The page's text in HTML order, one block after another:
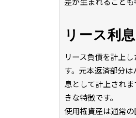
リース利
リース負債を計上
す。元本返済部分
息として計上され
きな特徴です。
使用権資産は通常